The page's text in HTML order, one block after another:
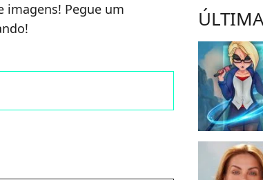
imagens! Pegue um